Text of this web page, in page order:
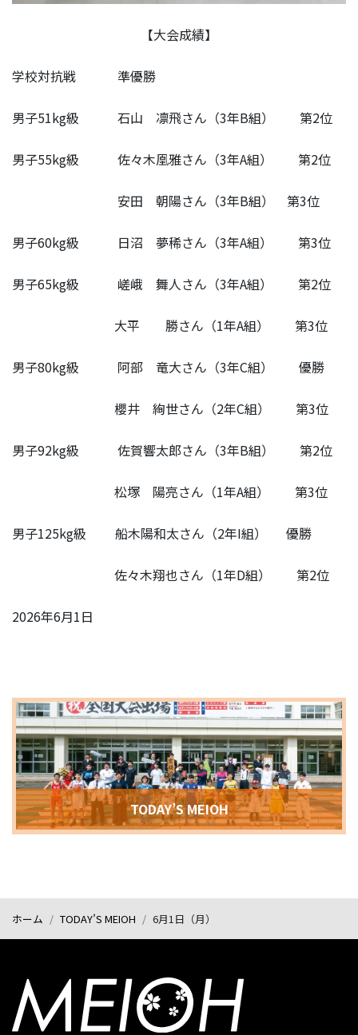
【大会成績】
学校対抗戦 準優勝
男子51kg級 石山 凛飛さん（3年B組） 第2位
男子55kg級 佐々木凰雅さん（3年A組） 第2位
安田 朝陽さん（3年B組） 第3位
男子60kg級 日沼 夢稀さん（3年A組） 第3位
男子65kg級 嵯峨 舞人さん（3年A組） 第2位
大平 勝さん（1年A組） 第3位
男子80kg級 阿部 竜大さん（3年C組） 優勝
櫻井 絢世さん（2年C組） 第3位
男子92kg級 佐賀響太郎さん（3年B組） 第2位
松塚 陽亮さん（1年A組） 第3位
男子125kg級 船木陽和太さん（2年I組） 優勝
佐々木翔也さん（1年D組） 第2位
2026年6月1日
TODAY’S MEIOH
ホーム TODAY’S MEIOH 6月1日（月）